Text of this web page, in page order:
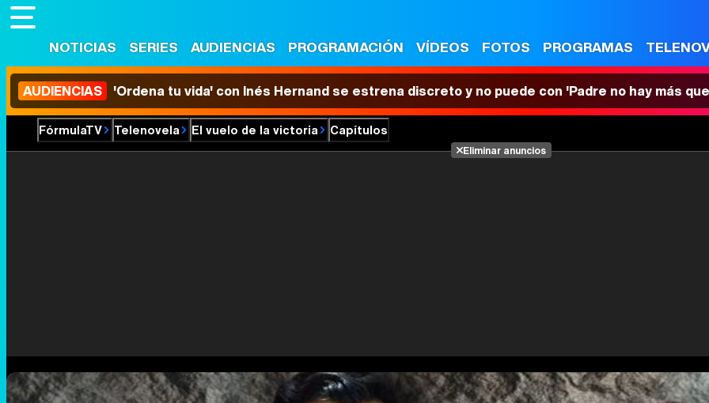
NOTICIAS SERIES AUDIENCIAS PROGRAMACIÓN VÍDEOS FOTOS PROGRAMAS
AUDIENCIAS 'Ordena tu vida' con Inés Hernand se estrena discreto y no puede con 'Padre no hay más
FórmulaTV Telenovela El vuelo de la victoria Capítulos
Eliminar anuncios